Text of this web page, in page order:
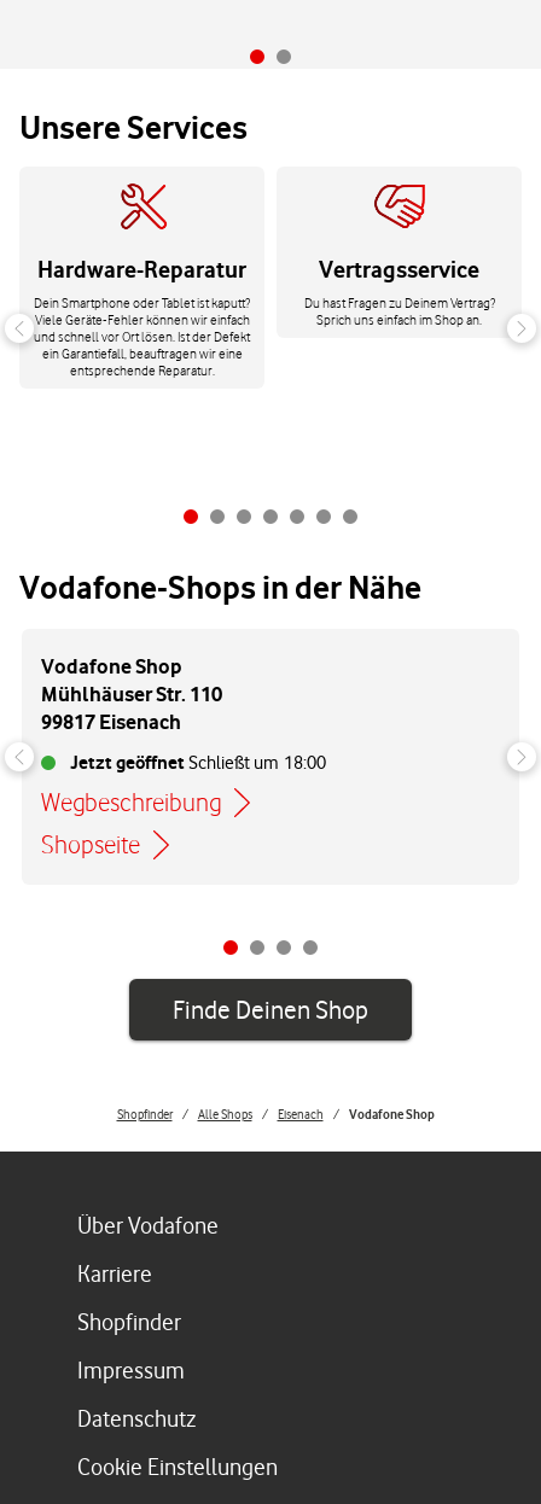
Unsere Services
Hardware-Reparatur
Dein Smartphone oder Tablet ist kaputt?
Viele Geräte-Fehler können wir einfach
und schnell vor Ort lösen. Ist der Defekt
ein Garantiefall, beauftragen wir eine
entsprechende Reparatur.
Vertragsservice
Du hast Fragen zu Deinem Vertrag?
Sprich uns einfach im Shop an.
Vodafone-Shops in der Nähe
Vodafone Shop
Mühlhäuser Str. 110
99817 Eisenach
Jetzt geöffnetSchließt um 18:00
Wegbeschreibung
Link öffnet in einem neuen Tab
Shopseite
Finde Deinen Shop
Shopfinder Alle Shops Eisenach Vodafone Shop
Über Vodafone
Karriere
ShopfinderLink öffnet in einem neuen Tab
Impressum
Datenschutz
Cookie Einstellungen